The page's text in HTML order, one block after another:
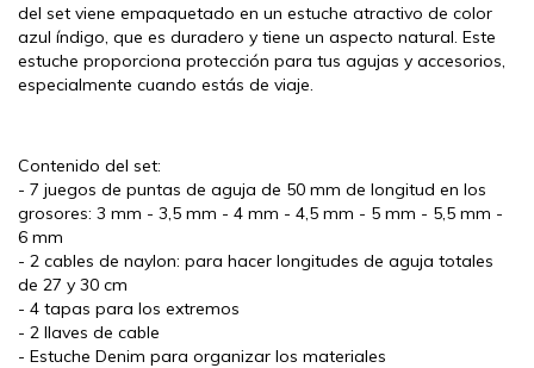
del set viene empaquetado en un estuche atractivo de color
azul índigo, que es duradero y tiene un aspecto natural. Este
estuche proporciona protección para tus agujas y accesorios,
especialmente cuando estás de viaje.
Contenido del set:
- 7 juegos de puntas de aguja de 50 mm de longitud en los
grosores: 3 mm - 3,5 mm - 4 mm - 4,5 mm - 5 mm - 5,5 mm -
6 mm
- 2 cables de naylon: para hacer longitudes de aguja totales
de 27 y 30 cm
- 4 tapas para los extremos
- 2 llaves de cable
- Estuche Denim para organizar los materiales